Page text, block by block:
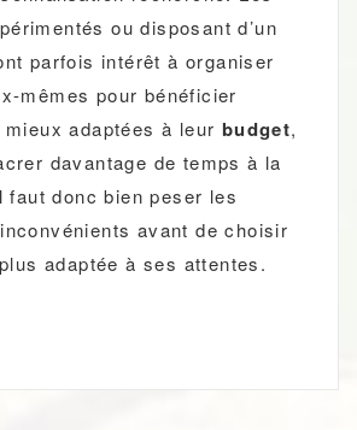
ou disposant d’un
parfois intérêt à organiser
mêmes pour bénéficier
mieux adaptées à leur budget,
davantage de temps à la
faut donc bien peser les
avant de choisir
adaptée à ses attentes.